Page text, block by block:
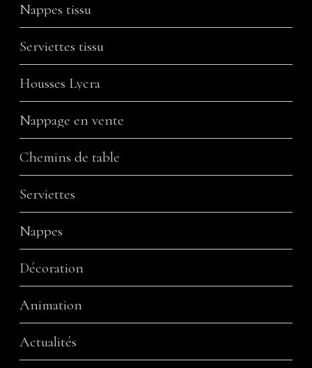
Nappes tissu
Serviettes tissu
Housses Lycra
Nappage en vente
Chemins de table
Serviettes
Nappes
Décoration
Animation
Actualités